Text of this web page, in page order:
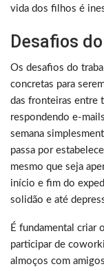
vida dos filhos é
Desafios
Os desafios do
concretas para
das fronteiras entre
respondendo e-
semana
passa por
mesmo que seja
início e fim do
solidão e até
É fundamental criar
participar de
almoços com